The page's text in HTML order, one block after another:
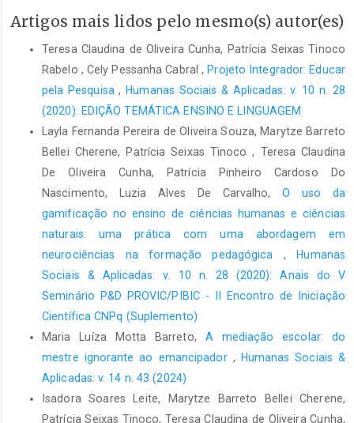
Acesso em: 15 ago. 2024.
BORGES, B. C.; LOURENÇO, G. F. Capacitação de parceiros de
comunicação de alunos com necessidades complexas de
comunicação no contexto escolar: uma revisão da literatura.
Revista Educação Especial, [S. l.], v. 36, n. 1, p. e4/1–28, 2023.
DOI: 10.5902/1984686X68753. Disponível em:
Acesso em: 12 ago. 2024.
CORRÊA NETTO, M. M. F. A comunicação alternativa –
Aspeger e Angelman: formação continuada de profissionais
de educação e saúde. 2012. 286f. Dissertação (Mestrado em
Educação) - Faculdade de Educação, Universidade do Estado
do Rio de Janeiro, Rio de Janeiro, 2012. Disponível em:
https://www.bdtd.uerj.br:8443/bitstream/1/10595/1/
Acesso em: 12 ago. 2024.
DELIBERATO, D.; ADURENS, F. D. Lu.; ROCHA, A. N. D. C. Brincar e
contar histórias com crianças com Transtorno do Espectro
Autista: mediação do adulto. Revista Brasileira Educação
Especial, Bauru, SP, v. 27, e0128, p. 73-88, jan./dez. 2021.
Disponível em:
https://doi.org/10.1590/1980-
Artigos mais lidos pelo mesmo(s) autor(es)
Teresa Claudina de Oliveira Cunha, Patrícia Seixas Tinoco
Rabelo , Cely Pessanha Cabral ,Projeto Integrador: Educar
pela Pesquisa,Humanas Sociais & Aplicadas: v. 10 n. 28
(2020): EDIÇÃO TEMÁTICA ENSINO E LINGUAGEM
Layla Fernanda Pereira de Oliveira Souza, Marytze Barreto
Bellei Cherene, Patrícia Seixas Tinoco , Teresa Claudina
De Oliveira Cunha, Patrícia Pinheiro Cardoso Do
Nascimento, Luzia Alves De Carvalho,O uso da
gamificação no ensino de ciências humanas e ciências
naturais: uma prática com uma abordagem em
neurociências na formação pedagógica ,Humanas
Sociais & Aplicadas: v. 10 n. 28 (2020): Anais do V
Seminário P&D PROVIC/PIBIC - II Encontro de Iniciação
Científica CNPq (Suplemento)
Maria Luíza Motta Barreto, A mediação escolar: do
mestre ignorante ao emancipador , Humanas Sociais &
Aplicadas: v. 14 n. 43 (2024)
Isadora Soares Leite, Marytze Barreto Bellei Cherene,
Patrícia Seixas Tinoco, Teresa Claudina de Oliveira Cunha,